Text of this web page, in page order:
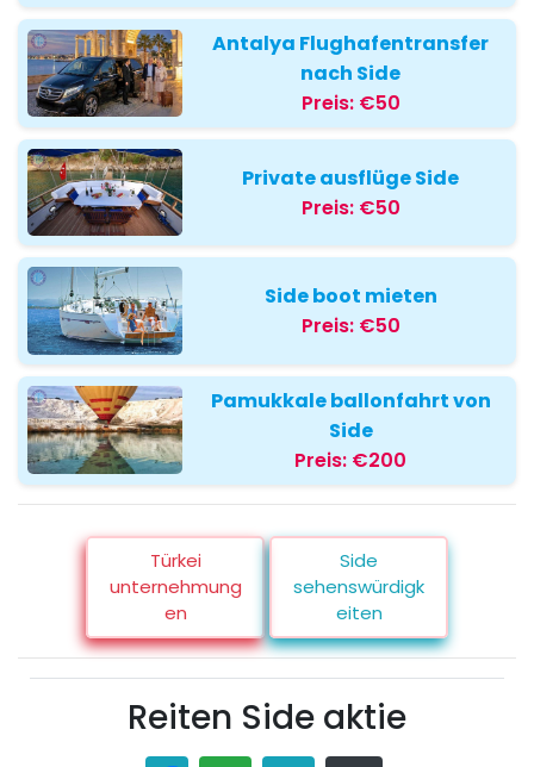
Antalya Flughafentransfer
nach Side
Preis: €50
Private ausflüge Side
Preis: €50
Side boot mieten
Preis: €50
Pamukkale ballonfahrt von
Side
Preis: €200
Türkei
unternehmung
en
Side
sehenswürdigk
eiten
Reiten Side aktie